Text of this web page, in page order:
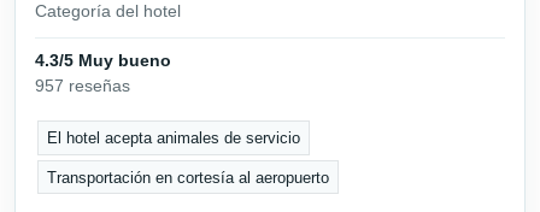
Categoría del hotel
4.3/5 Muy bueno
957 reseñas
El hotel acepta animales de servicio
Transportación en cortesía al aeropuerto